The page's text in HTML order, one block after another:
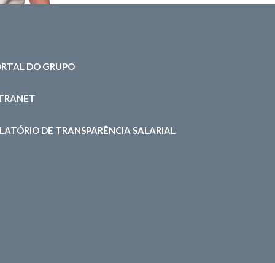
DO GRUPO
DE TRANSPARÊNCIA SALARIAL